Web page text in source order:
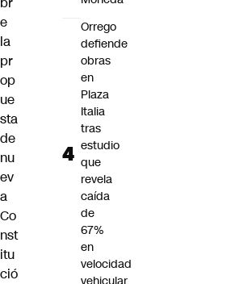
e
la
pr
op
ue
sta
de
nu
ev
a
Co
nst
itu
ció
Orrego
defiende
obras
en
Plaza
Italia
tras
estudio
que
revela
caída
de
67%
en
velocidad
vehicular